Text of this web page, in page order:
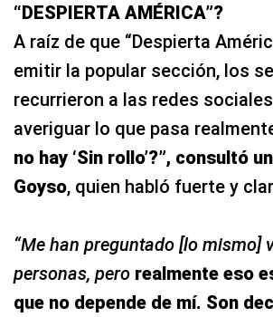
“DESPIERTA AMÉRICA”?
A raíz de que “Despierta
emitir la popular sección, los
recurrieron a las redes
averiguar lo que pasa
no hay ‘Sin rollo’?”, consultó
Goyso, quien habló fuerte y
“Me han preguntado [lo mismo]
personas, pero realmente eso
que no depende de mí. Son